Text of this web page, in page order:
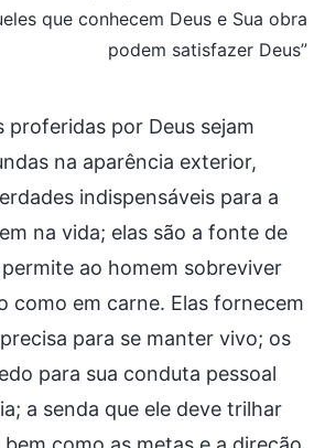
que conhecem Deus e Sua obra
podem satisfazer Deus”
proferidas por Deus sejam
na aparência exterior,
indispensáveis para a
na vida; elas são a fonte de
ao homem sobreviver
como em carne. Elas fornecem
para se manter vivo; os
para sua conduta pessoal
a senda que ele deve trilhar